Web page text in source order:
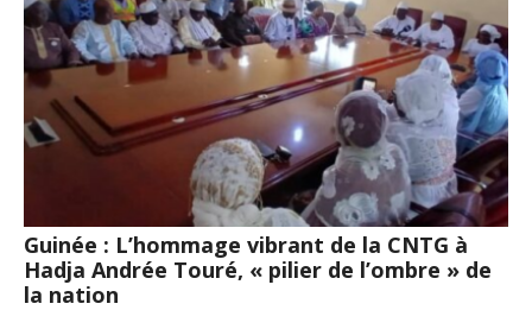
Guinée : L’hommage vibrant de la CNTG à
Hadja Andrée Touré, « pilier de l’ombre » de
la nation